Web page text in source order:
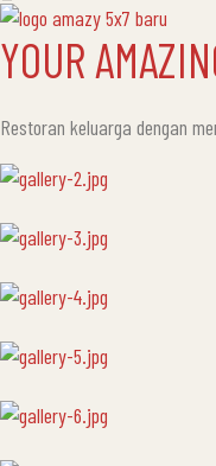
YOUR
Restoran keluarga dengan